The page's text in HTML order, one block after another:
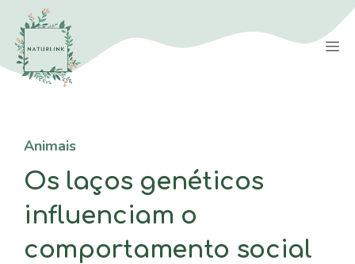
Saltar
para
conteúdo
Animais
Os laços genéticos
influenciam o
comportamento social